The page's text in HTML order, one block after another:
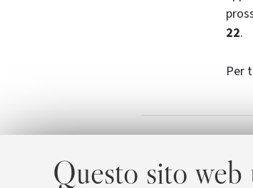
Questo sito
22.
Per
Allegati